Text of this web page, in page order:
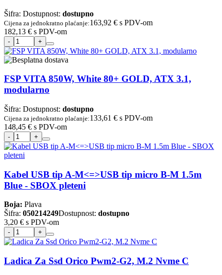
Šifra: Dostupnost: dostupno
Cijena za jednokratno plaćanje:163,92 € s PDV-om
182,13 € s PDV-om
FSP VITA 850W, White 80+ GOLD, ATX 3.1,
modularno
Šifra: Dostupnost: dostupno
Cijena za jednokratno plaćanje:133,61 € s PDV-om
148,45 € s PDV-om
Kabel USB tip A-M<=>USB tip micro B-M 1.5m
Blue - SBOX pleteni
Boja: Plava
Šifra: 050214249Dostupnost: dostupno
3,20 € s PDV-om
Ladica Za Ssd Orico Pwm2-G2, M.2 Nvme C